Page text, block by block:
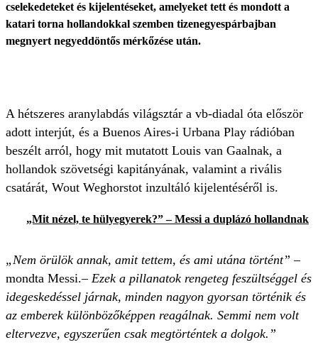
cselekedeteket és kijelentéseket, amelyeket tett és mondott a
katari torna hollandokkal szemben tizenegyespárbajban
megnyert negyeddöntős mérkőzése után.
A hétszeres aranylabdás világsztár a vb-diadal óta először
adott interjút, és a Buenos Aires-i Urbana Play rádióban
beszélt arról, hogy mit mutatott Louis van Gaalnak, a
hollandok szövetségi kapitányának, valamint a rivális
csatárát, Wout Weghorstot inzultáló kijelentéséről is.
„Mit nézel, te hülyegyerek?” – Messi a duplázó hollandnak
„Nem örülök annak, amit tettem, és ami utána történt” –
mondta Messi.– Ezek a pillanatok rengeteg feszültséggel és
idegeskedéssel járnak, minden nagyon gyorsan történik és
az emberek különbözőképpen reagálnak. Semmi nem volt
eltervezve, egyszerűen csak megtörténtek a dolgok.”